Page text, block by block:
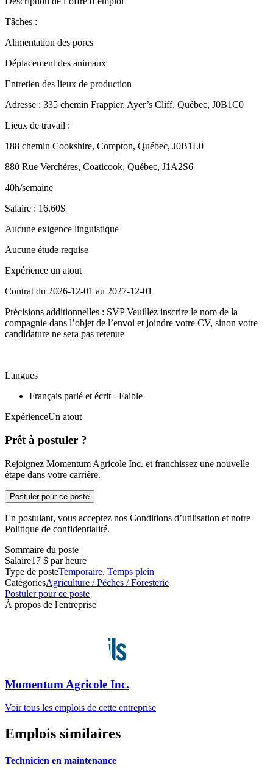
Tâches :
Alimentation des porcs
Déplacement des animaux
Entretien des lieux de production
Adresse : 335 chemin Frappier, Ayer’s Cliff, Québec, J0B1C0
Lieux de travail :
188 chemin Cookshire, Compton, Québec, J0B1L0
880 Rue Verchères, Coaticook, Québec, J1A2S6
40h/semaine
Salaire : 16.60$
Aucune exigence linguistique
Aucune étude requise
Expérience un atout
Contrat du 2026-12-01 au 2027-12-01
Précisions additionnelles : SVP Veuillez inscrire le nom de la
compagnie dans l’objet de l’envoi et joindre votre CV, sinon votre
candidature ne sera pas retenue
Langues
Français parlé et écrit - Faible
ExpérienceUn atout
Prêt à postuler ?
Rejoignez Momentum Agricole Inc. et franchissez une nouvelle
étape dans votre carrière.
Postuler pour ce poste
En postulant, vous acceptez nos Conditions d’utilisation et notre
Politique de confidentialité.
Sommaire du poste
Salaire17 $ par heure
Type de posteTemporaire, Temps plein
CatégoriesAgriculture / Pêches / Foresterie
Postuler pour ce poste
À propos de l'entreprise
Momentum Agricole Inc.
Voir tous les emplois de cette entreprise
Emplois similaires
Technicien en maintenance